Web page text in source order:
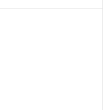
barevné i bílé